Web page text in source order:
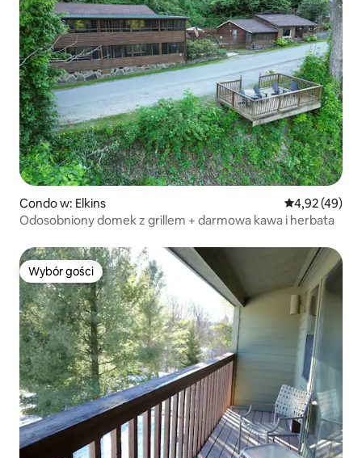
Condo w: Elkins Średnia
4,92 (49)
Odosobniony domek z grillem + darmowa kawa i herbata
Wybór gości
Wybór gości